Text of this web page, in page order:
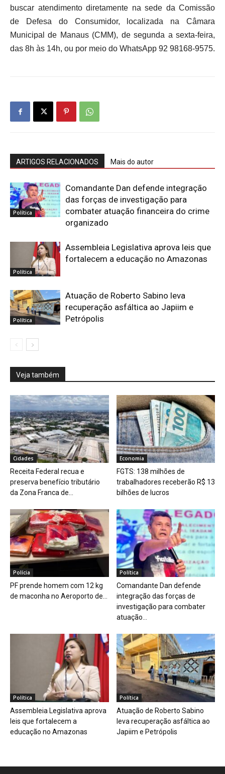
buscar atendimento diretamente na sede da Comissão
de Defesa do Consumidor, localizada na Câmara
Municipal de Manaus (CMM), de segunda a sexta-feira,
das 8h às 14h, ou por meio do WhatsApp 92 98168-9575.
ARTIGOS RELACIONADOS Mais do autor
Política
Comandante Dan defende integração
das forças de investigação para
combater atuação financeira do crime
organizado
Política
Assembleia Legislativa aprova leis que
fortalecem a educação no Amazonas
Política
Atuação de Roberto Sabino leva
recuperação asfáltica ao Japiim e
Petrópolis
Veja também
Cidades
Receita Federal recua e
preserva benefício tributário
da Zona Franca de...
Economia
FGTS: 138 milhões de
trabalhadores receberão R$ 13
bilhões de lucros
Polícia
PF prende homem com 12 kg
de maconha no Aeroporto de...
Política
Comandante Dan defende
integração das forças de
investigação para combater
atuação...
Política
Assembleia Legislativa aprova
leis que fortalecem a
educação no Amazonas
Política
Atuação de Roberto Sabino
leva recuperação asfáltica ao
Japiim e Petrópolis